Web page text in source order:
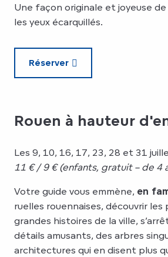
Une façon originale et joyeuse de
les yeux écarquillés.
Réserver
Rouen à hauteur
Les 9, 10, 16, 17, 23, 28 et 31
11 € / 9 € (enfants, gratuit – de 4
Votre guide vous emmène, en
ruelles rouennaises, découvrir
grandes histoires de la ville,
détails amusants, des arbres
architectures qui en disent plus